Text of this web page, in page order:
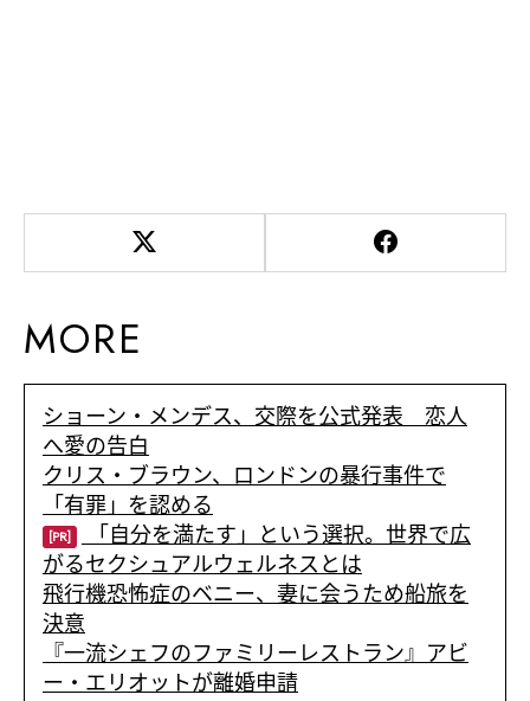
MORE
ショーン・メンデス、交際を公式発表 恋人
へ愛の告白
クリス・ブラウン、ロンドンの暴行事件で
「有罪」を認める
[PR]
「自分を満たす」という選択。世界で広
がるセクシュアルウェルネスとは
飛行機恐怖症のベニー、妻に会うため船旅を
決意
『一流シェフのファミリーレストラン』アビ
ー・エリオットが離婚申請